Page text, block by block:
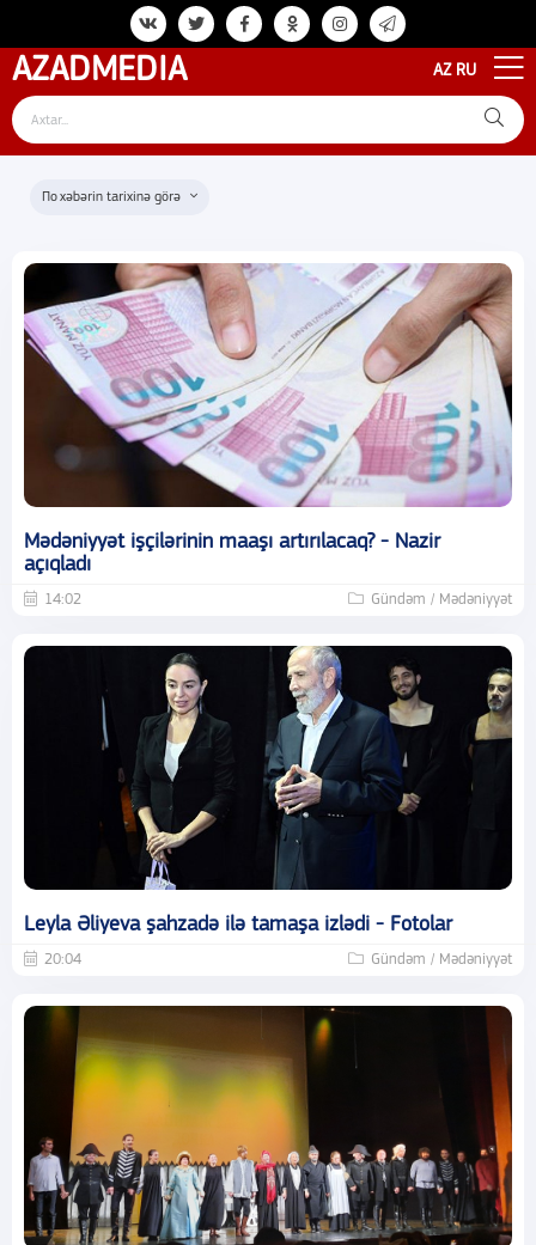
AZADMEDIA AZ RU
xəbərin tarixinə görə
Mədəniyyət işçilərinin maaşı artırılacaq? - Nazir
açıqladı
14:02 Gündəm / Mədəniyyət
Leyla Əliyeva şahzadə ilə tamaşa izlədi - Fotolar
20:04 Gündəm / Mədəniyyət